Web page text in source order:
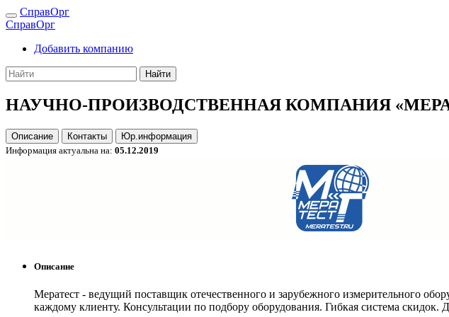
СправОрг
СправОрг
Добавить компанию
Найти
НАУЧНО-ПРОИЗВОДСТВЕННАЯ КОМПАНИЯ
Описание Контакты
Юр.информация
Информация актуальна на: 05.12.2019
Описание
Мератест - ведущий поставщик отечественного и зарубежного измерительного
каждому клиенту. Консультации по подбору оборудования. Гибкая система скидок.